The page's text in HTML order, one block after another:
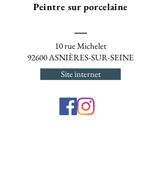
Peintre sur porcelaine
10 rue Michelet
92600 ASNIÈRES-SUR-SEINE
Site internet